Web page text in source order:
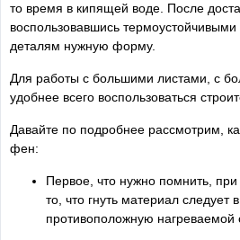
то время в кипящей воде. После
воспользовавшись
деталям нужную форму.
Для работы с большими листами, с
удобнее всего воспользоваться
Давайте по подробнее рассмотрим,
фен:
Первое, что нужно помнить, при
то, что гнуть материал следует
противоположную нагреваемой